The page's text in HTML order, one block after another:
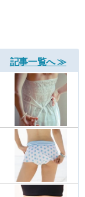
記事一覧へ ≫